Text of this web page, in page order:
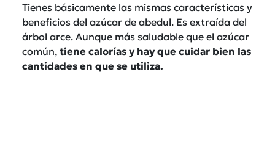
Tienes básicamente las mismas características y
beneficios del azúcar de abedul. Es extraída del
árbol arce. Aunque más saludable que el azúcar
común, tiene calorías y hay que cuidar bien las
cantidades en que se utiliza.